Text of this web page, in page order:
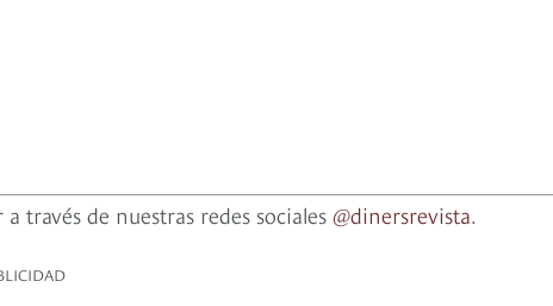
través de nuestras redes sociales @dinersrevista.